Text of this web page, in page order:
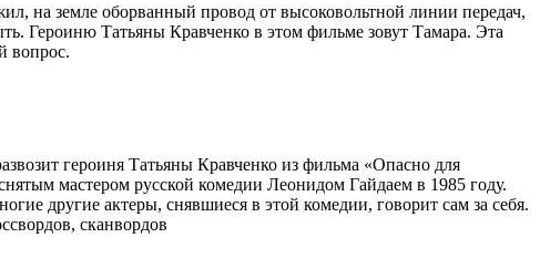
на земле оборванный провод от высоковольтной линии передач,
Героиню Татьяны Кравченко в этом фильме зовут Тамара. Эта
вопрос.
героиня Татьяны Кравченко из фильма «Опасно для
мастером русской комедии Леонидом Гайдаем в 1985 году.
другие актеры, снявшиеся в этой комедии, говорит сам за себя.